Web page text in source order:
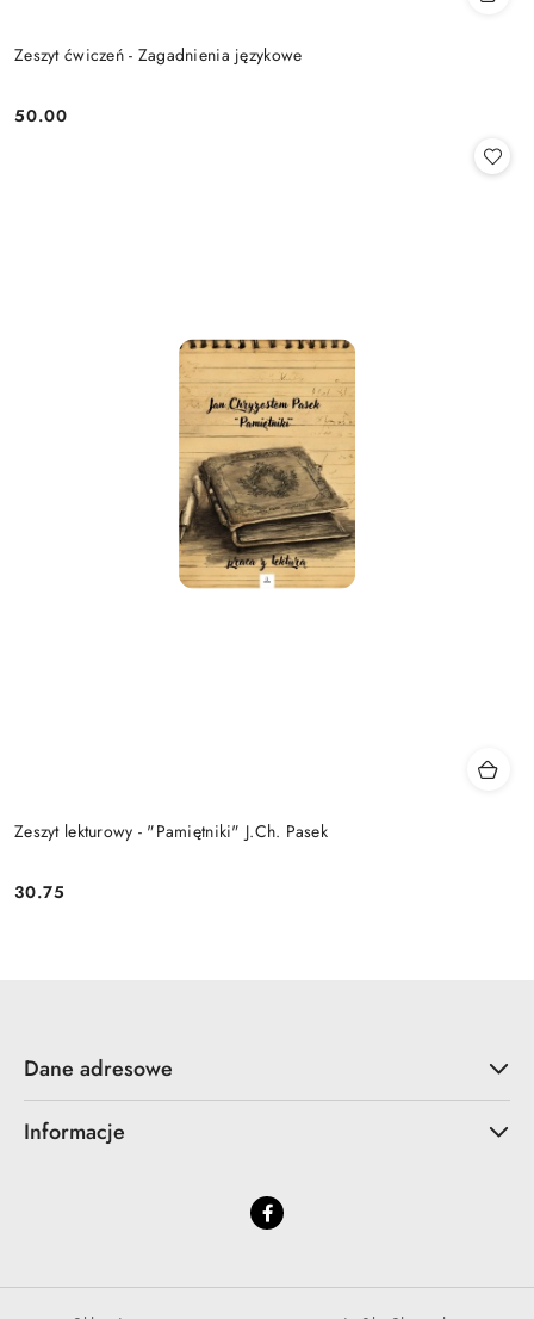
Zeszyt ćwiczeń - Zagadnienia językowe
Cena:
50.00
Zeszyt lekturowy - "Pamiętniki" J.Ch. Pasek
Cena:
30.75
Dane adresowe
Informacje